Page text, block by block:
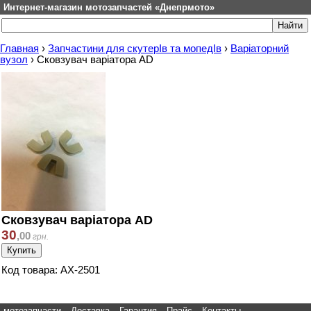
Интернет-магазин мотозапчастей «Днепрмото»
Главная › Запчастини для скутерІв та мопедІв › Варіаторний
вузол › Сковзувач варіатора AD
Сковзувач варіатора AD
30,00 грн.
Код товара: AX-2501